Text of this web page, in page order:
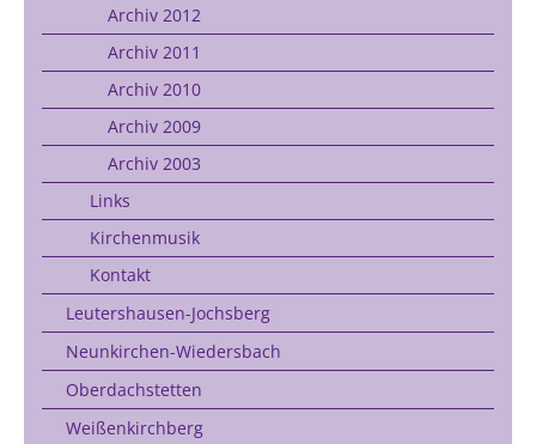
Archiv 2012
Archiv 2011
Archiv 2010
Archiv 2009
Archiv 2003
Links
Kirchenmusik
Kontakt
Leutershausen-Jochsberg
Neunkirchen-Wiedersbach
Oberdachstetten
Weißenkirchberg